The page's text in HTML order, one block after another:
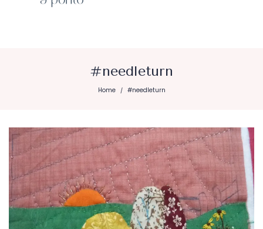
#needleturn
Home / #needleturn